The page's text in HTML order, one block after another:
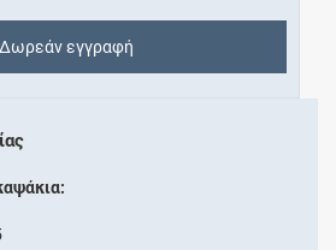
Δωρεάν εγγραφή